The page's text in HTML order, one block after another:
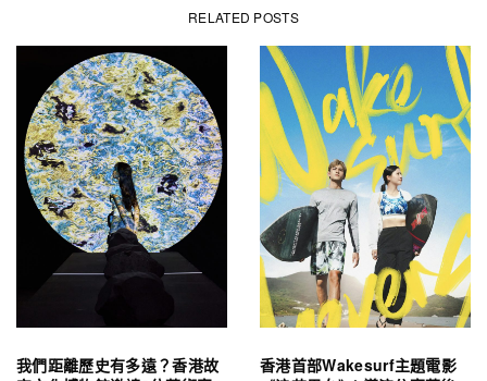
RELATED POSTS
我們距離歷史有多遠？香港故
香港首部Wakesurf主題電影